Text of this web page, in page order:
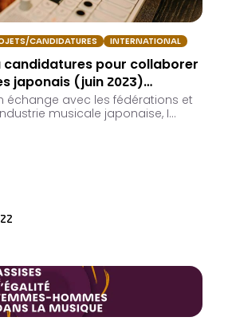
CANDIDATURES INTERNATIONAL
candidatures pour collaborer
japonais (juin 2023)…
échange avec les fédérations et
musicale japonaise, I…